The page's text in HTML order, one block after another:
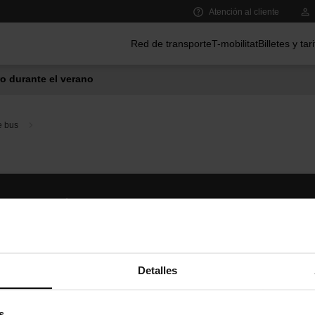
Detalles
Atención al cliente
Red de transporteT-mobilitatBilletes y
durante el verano
bus
Síguenos
TMB